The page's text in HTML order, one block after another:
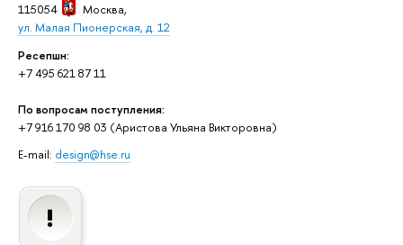
115054
Москва,
ул. Малая Пионерская, д. 12
Ресепшн:
+7 495 621 87 11
По вопросам поступления:
+7 916 170 98 03 (Аристова Ульяна Викторовна)
E-mail: design@hse.ru